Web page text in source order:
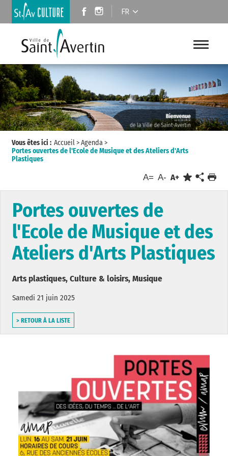
FR
Vous êtes ici : Accueil>Agenda>
Portes ouvertes de l'Ecole de Musique et des Ateliers d'Arts
Plastiques
A= A- A+
Portes ouvertes de
l'Ecole de Musique et des
Ateliers d'Arts Plastiques
Arts plastiques, Culture & loisirs, Musique
Samedi 21 juin 2025
> RETOUR À LA LISTE